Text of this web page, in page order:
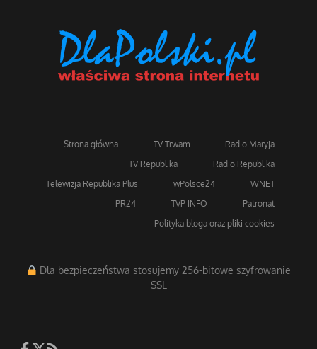
Strona główna TV Trwam
Radio Maryja
TV Republika
Radio Republika
Telewizja Republika Plus
wPolsce24
WNET
PR24
TVP INFO
Patronat
Polityka bloga oraz pliki cookies
Dla bezpieczeństwa stosujemy 256-bitowe szyfrowanie
SSL